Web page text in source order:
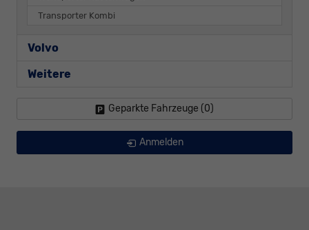
Transporter Kombi
Volvo
Weitere
Geparkte Fahrzeuge (0)
Anmelden